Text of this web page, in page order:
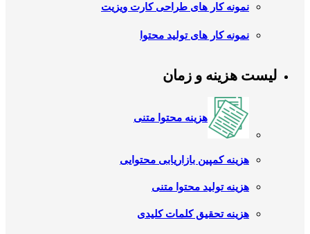
نمونه کار های طراحی کارت ویزیت
نمونه کار های تولید محتوا
لیست هزینه و زمان
هزینه محتوا متنی
هزینه کمپین بازاریابی محتوایی
هزینه تولید محتوا متنی
هزینه تحقیق کلمات کلیدی